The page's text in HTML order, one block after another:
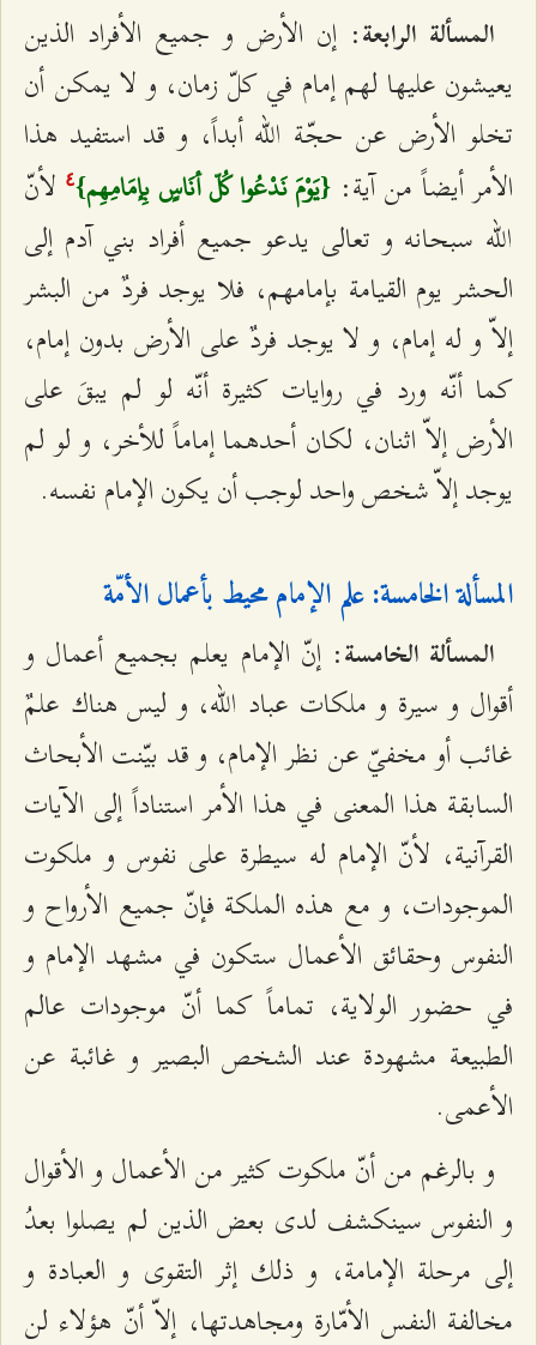
المسألة الرابعة: إن الأرض و جميع الأفراد الذين
يعيشون عليها لهم إمام في كلّ زمان، و لا يمكن أن
تخلو الأرض عن حجّة الله أبداً، و قد استفيد هذا
الأمر أيضاً من آية: {يَوْمَ نَدْعُوا كُلّ أنَاسٍ بِإمَامِهِم}٤ لأنّ
الله سبحانه و تعالى يدعو جميع أفراد بني آدم إلى
الحشر يوم القيامة بإمامهم، فلا يوجد فردٌ من البشر
إلاّ و له إمام، و لا يوجد فردٌ على الأرض بدون إمام،
كما أنّه ورد في روايات كثيرة أنّه لو لم يبقَ على
الأرض إلاّ اثنان، لكان أحدهما إماماً للأخر، و لو لم
يوجد إلاّ شخص واحد لوجب أن يكون الإمام نفسه.
المسألة الخامسة: علم الإمام محيط بأعمال الأمّة
المسألة الخامسة: إنّ الإمام يعلم بجميع أعمال و
أقوال و سيرة و ملكات عباد الله، و ليس هناك علمٌ
غائب أو مخفيّ عن نظر الإمام، و قد بيّنت الأبحاث
السابقة هذا المعنى في هذا الأمر استناداً إلى الآيات
القرآنية، لأنّ الإمام له سيطرة على نفوس و ملكوت
الموجودات، و مع هذه الملكة فإنّ جميع الأرواح و
النفوس وحقائق الأعمال ستكون في مشهد الإمام و
في حضور الولاية، تماماً كما أنّ موجودات عالم
الطبيعة مشهودة عند الشخص البصير و غائبة عن
الأعمى.
و بالرغم من أنّ ملكوت كثير من الأعمال و الأقوال
و النفوس سينكشف لدى بعض الذين لم يصلوا بعدُ
إلى مرحلة الإمامة، و ذلك إثر التقوى و العبادة و
مخالفة النفس الأمّارة ومجاهدتها، إلاّ أنّ هؤلاء لن